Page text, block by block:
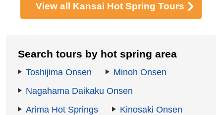
View all Kansai Hot Spring Tours
Search tours by hot spring area
Toshijima Onsen
Minoh Onsen
Nagahama Daikaku Onsen
Arima Hot Springs
Kinosaki Onsen